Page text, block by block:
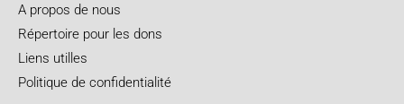
A propos de nous
Répertoire pour les dons
Liens utilles
Politique de confidentialité